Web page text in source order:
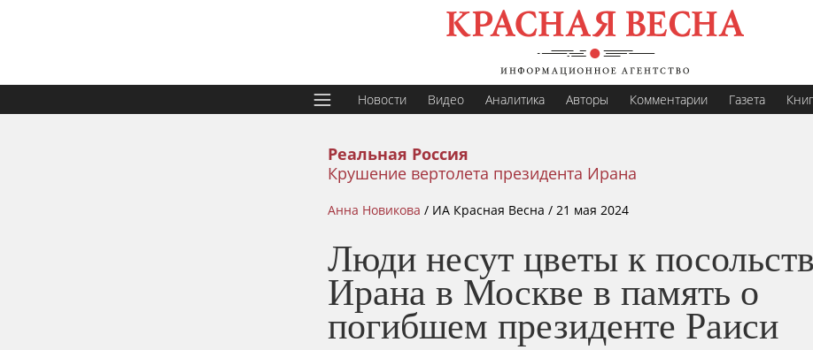
Новости Видео Аналитика Авторы Комментарии Газета
Реальная Россия
Крушение вертолета президента Ирана
Анна Новикова / ИА Красная Весна / 21 мая 2024
Люди несут цветы к
Ирана в Москве в память о
погибшем президенте Раиси